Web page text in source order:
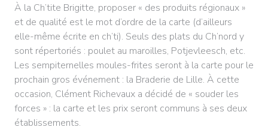
À la Ch’tite Brigitte, proposer « des produits régionaux »
et de qualité est le mot d’ordre de la carte (d’ailleurs
elle-même écrite en ch’ti). Seuls des plats du Ch’nord y
sont répertoriés : poulet au maroilles, Potjevleesch, etc.
Les sempiternelles moules-frites seront à la carte pour le
prochain gros événement : la Braderie de Lille. À cette
occasion, Clément Richevaux a décidé de « souder les
forces » : la carte et les prix seront communs à ses deux
établissements.